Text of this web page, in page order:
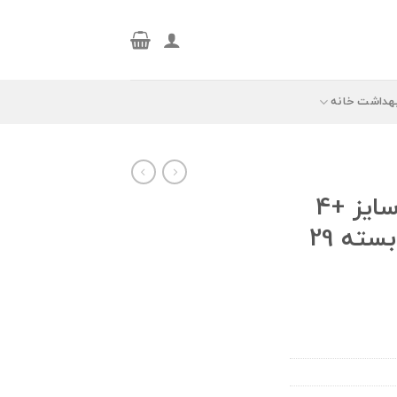
خانه
پوشک نوزاد پریما سایز +4
مدل Aktif Bebek بسته 29